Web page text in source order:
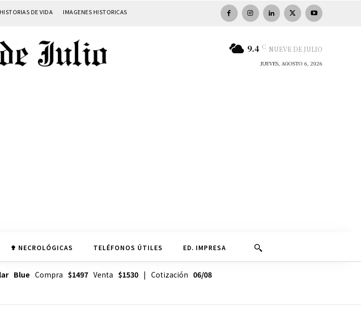
HISTORIAS DE VIDA IMAGENES HISTORICAS
9.4 C NUEVE DE JULIO
JUEVES, AGOSTO 6, 2026
✟ NECROLÓGICAS TELÉFONOS ÚTILES ED. IMPRESA
Blue Compra $1497Venta $1530| Cotización 06/08